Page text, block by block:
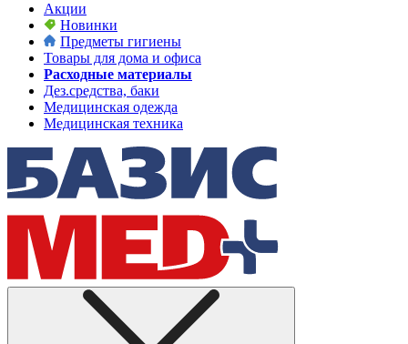
Акции
Новинки
Предметы гигиены
Товары для дома и офиса
Расходные материалы
Дез.средства, баки
Медицинская одежда
Медицинская техника